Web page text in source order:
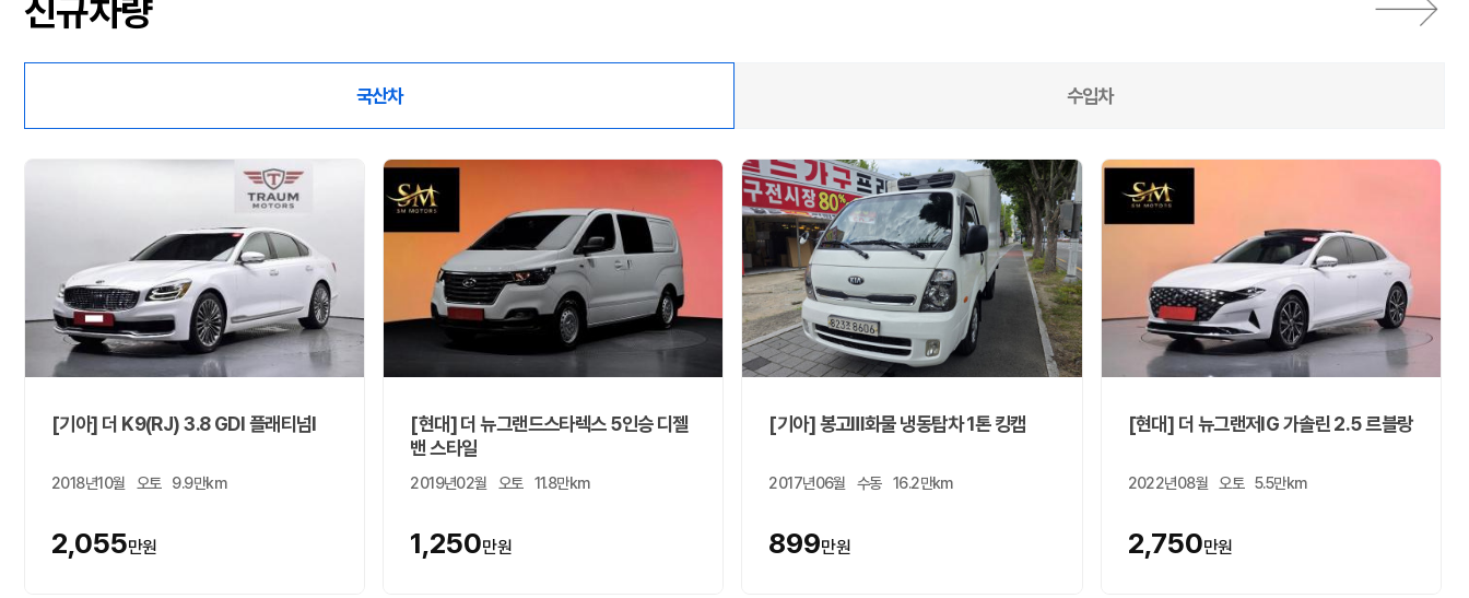
신규차량
국산차 수입차
[기아] 더 K9(RJ) 3.8 GDI 플래티넘Ⅰ
2018년10월 오토 9.9만km
2,055만원
[현대] 더 뉴그랜드스타렉스 5인승 디젤
밴 스타일
2019년02월 오토 11.8만km
1,250만원
[기아] 봉고Ⅲ화물 냉동탑차 1톤 킹캡
2017년06월 수동 16.2만km
899만원
[현대] 더 뉴그랜저IG 가솔린 2.5 르블랑
2022년08월 오토 5.5만km
2,750만원